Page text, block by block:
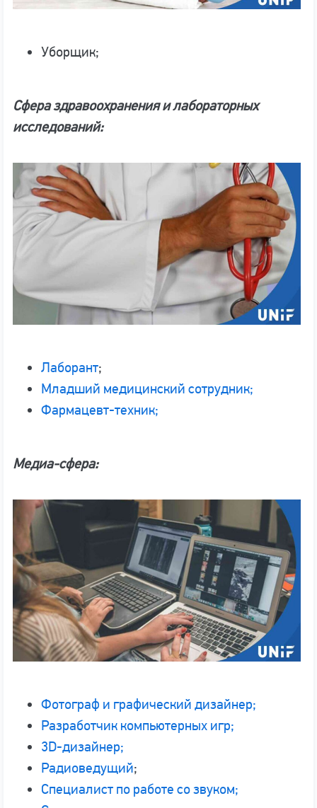
Уборщик;
Сфера здравоохранения и лабораторных
исследований:
Лаборант;
Младший медицинский сотрудник;
Фармацевт-техник;
Медиа-сфера:
Фотограф и графический дизайнер;
Разработчик компьютерных игр;
3D-дизайнер;
Радиоведущий;
Специалист по работе со звуком;